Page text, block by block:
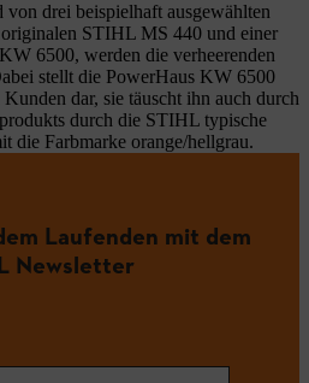
drei beispielhaft ausgewählten
STIHL MS 440 und einer
6500, werden die verheerenden
stellt die PowerHaus KW 6500
dar, sie täuscht ihn auch durch
durch die STIHL typische
die Farbmarke orange/hellgrau.
Laufenden mit dem
Newsletter